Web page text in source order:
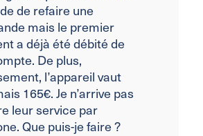
de refaire une
mais le premier
a déjà été débité de
De plus,
l’appareil vaut
165€. Je n’arrive pas
leur service par
Que puis-je faire ?